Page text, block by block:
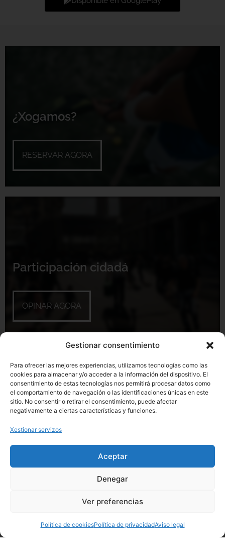
Gestionar consentimiento
Para ofrecer las mejores experiencias, utilizamos tecnologías como las
cookies para almacenar y/o acceder a la información del dispositivo. El
consentimiento de estas tecnologías nos permitirá procesar datos como
el comportamiento de navegación o las identificaciones únicas en este
sitio. No consentir o retirar el consentimiento, puede afectar
negativamente a ciertas características y funciones.
Xestionar servizos
Aceptar
Denegar
Ver preferencias
Política de cookiesPolítica de privacidadAviso legal
¿Xogamos?
RESERVAR AGORA
Participación cidadá
OPINAR AGORA
Deportes en Streaming